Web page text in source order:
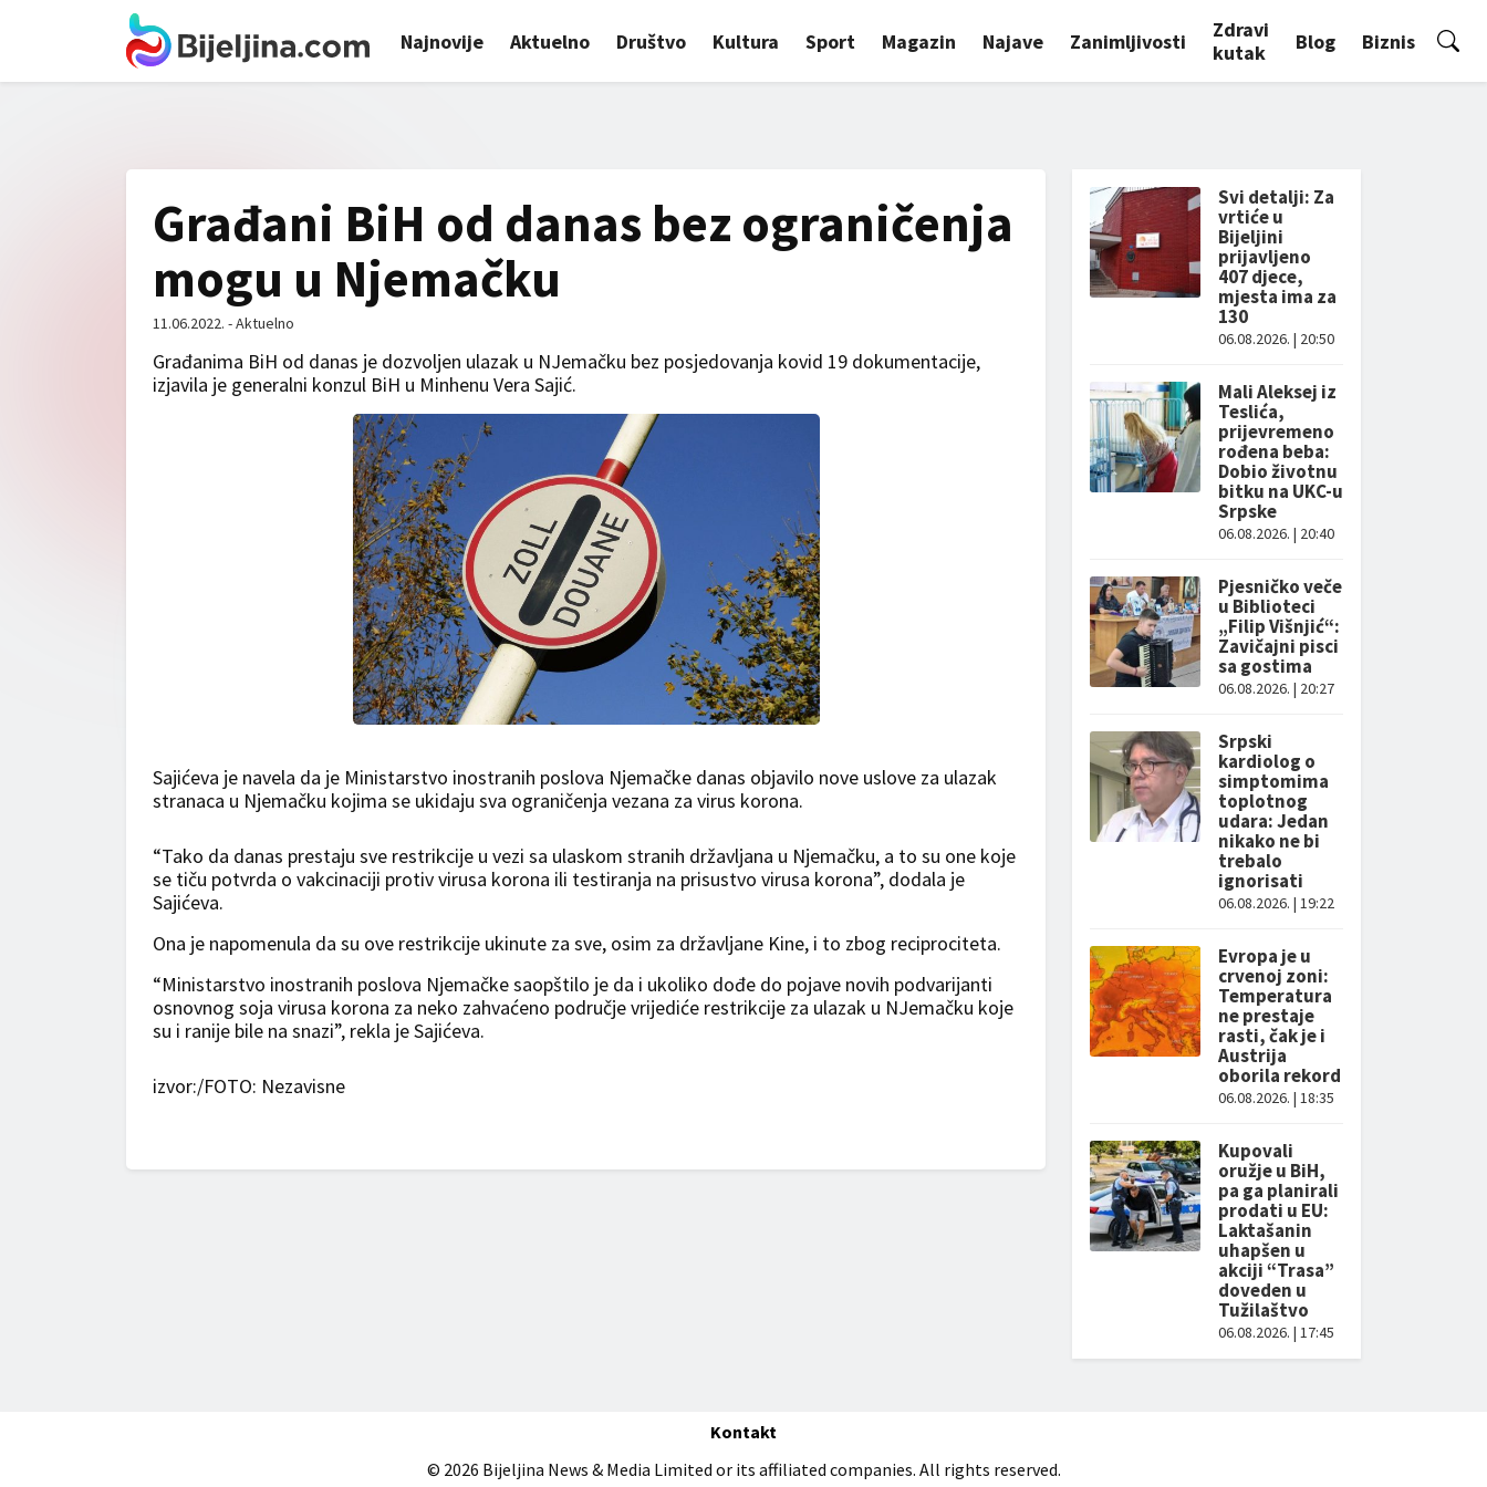
Najnovije Aktuelno Društvo Kultura Sport Magazin Najave Zanimljivosti
Zdravi
kutak
Blog Biznis
Građani BiH od danas bez ograničenja
mogu u Njemačku
11.06.2022. - Aktuelno
Građanima BiH od danas je dozvoljen ulazak u NJemačku bez posjedovanja kovid 19 dokumentacije,
izjavila je generalni konzul BiH u Minhenu Vera Sajić.
Sajićeva je navela da je Ministarstvo inostranih poslova Njemačke danas objavilo nove uslove za ulazak
stranaca u Njemačku kojima se ukidaju sva ograničenja vezana za virus korona.
“Tako da danas prestaju sve restrikcije u vezi sa ulaskom stranih državljana u Njemačku, a to su one koje
se tiču potvrda o vakcinaciji protiv virusa korona ili testiranja na prisustvo virusa korona”, dodala je
Sajićeva.
Ona je napomenula da su ove restrikcije ukinute za sve, osim za državljane Kine, i to zbog reciprociteta.
“Ministarstvo inostranih poslova Njemačke saopštilo je da i ukoliko dođe do pojave novih podvarijanti
osnovnog soja virusa korona za neko zahvaćeno područje vrijediće restrikcije za ulazak u NJemačku koje
su i ranije bile na snazi”, rekla je Sajićeva.
izvor:/FOTO: Nezavisne
Svi detalji: Za
vrtiće u
Bijeljini
prijavljeno
407 djece,
mjesta ima za
130
06.08.2026. | 20:50
Mali Aleksej iz
Teslića,
prijevremeno
rođena beba:
Dobio životnu
bitku na UKC-u
Srpske
06.08.2026. | 20:40
Pjesničko veče
u Biblioteci
„Filip Višnjić“:
Zavičajni pisci
sa gostima
06.08.2026. | 20:27
Srpski
kardiolog o
simptomima
toplotnog
udara: Jedan
nikako ne bi
trebalo
ignorisati
06.08.2026. | 19:22
Evropa je u
crvenoj zoni:
Temperatura
ne prestaje
rasti, čak je i
Austrija
oborila rekord
06.08.2026. | 18:35
Kupovali
oružje u BiH,
pa ga planirali
prodati u EU:
Laktašanin
uhapšen u
akciji “Trasa”
doveden u
Tužilaštvo
06.08.2026. | 17:45
Kontakt
© 2026 Bijeljina News & Media Limited or its affiliated companies. All rights reserved.